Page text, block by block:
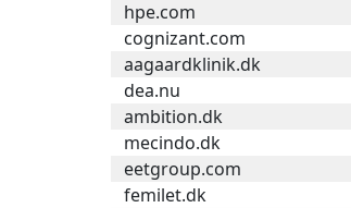
hpe.com
cognizant.com
aagaardklinik.dk
dea.nu
ambition.dk
mecindo.dk
eetgroup.com
femilet.dk